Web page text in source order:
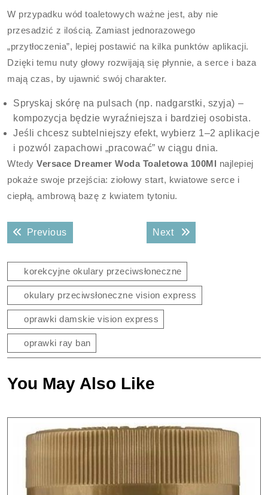
W przypadku wód toaletowych ważne jest, aby nie
przesadzić z ilością. Zamiast jednorazowego
„przytłoczenia”, lepiej postawić na kilka punktów aplikacji.
Dzięki temu nuty głowy rozwijają się płynnie, a serce i baza
mają czas, by ujawnić swój charakter.
Spryskaj skórę na pulsach (np. nadgarstki, szyja) –
kompozycja będzie wyraźniejsza i bardziej osobista.
Jeśli chcesz subtelniejszy efekt, wybierz 1–2 aplikacje
i pozwól zapachowi „pracować” w ciągu dnia.
WtedyVersace Dreamer Woda Toaletowa 100Ml najlepiej
pokaże swoje przejścia: ziołowy start, kwiatowe serce i
ciepłą, ambrową bazę z kwiatem tytoniu.
Nawigacja
wpisuPreviousPrevious post: Next Next post:
korekcyjne okulary przeciwsłoneczne
okulary przeciwsłoneczne vision express
oprawki damskie vision express
oprawki ray ban
You May Also Like